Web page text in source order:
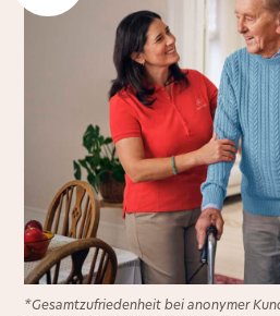
*Gesamtzufriedenheit bei anonymer